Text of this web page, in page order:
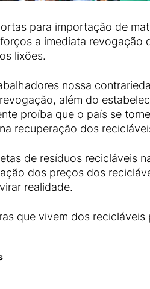
para importação de
a imediata revogação
lixões.
nossa
além do
proíba que o país se
recuperação dos
de resíduos recicláveis
dos preços dos
realidade.
que vivem dos